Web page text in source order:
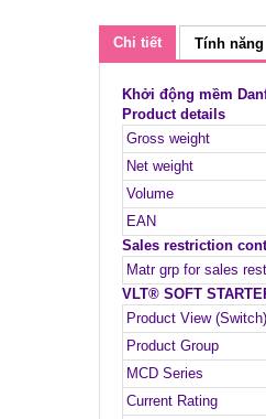
Chi tiết Tính năng
Khởi động mềm
Product details
Gross weight
Net weight
Volume
EAN
Sales restriction
Matr grp for sales
VLT® SOFT
Product View (Switch)
Product Group
MCD Series
Current Rating